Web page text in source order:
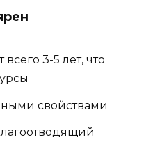
3-5 лет, что
свойствами